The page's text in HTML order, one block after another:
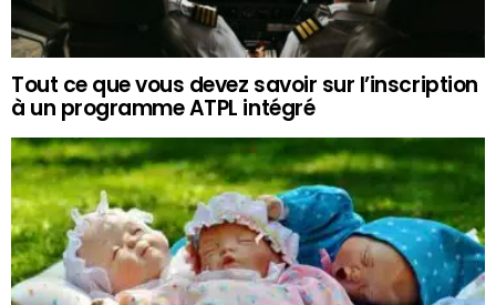
Tout ce que vous devez savoir sur l’inscription
à un programme ATPL intégré